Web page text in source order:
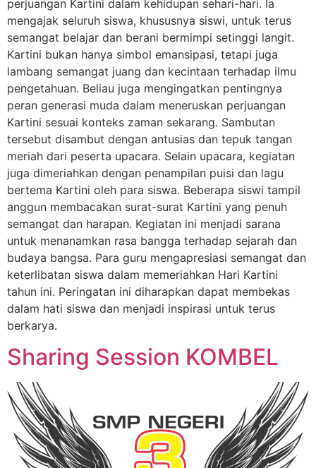
perjuangan Kartini dalam kehidupan sehari-hari. Ia
mengajak seluruh siswa, khususnya siswi, untuk terus
semangat belajar dan berani bermimpi setinggi langit.
Kartini bukan hanya simbol emansipasi, tetapi juga
lambang semangat juang dan kecintaan terhadap ilmu
pengetahuan. Beliau juga mengingatkan pentingnya
peran generasi muda dalam meneruskan perjuangan
Kartini sesuai konteks zaman sekarang. Sambutan
tersebut disambut dengan antusias dan tepuk tangan
meriah dari peserta upacara. Selain upacara, kegiatan
juga dimeriahkan dengan penampilan puisi dan lagu
bertema Kartini oleh para siswa. Beberapa siswi tampil
anggun membacakan surat-surat Kartini yang penuh
semangat dan harapan. Kegiatan ini menjadi sarana
untuk menanamkan rasa bangga terhadap sejarah dan
budaya bangsa. Para guru mengapresiasi semangat dan
keterlibatan siswa dalam memeriahkan Hari Kartini
tahun ini. Peringatan ini diharapkan dapat membekas
dalam hati siswa dan menjadi inspirasi untuk terus
berkarya.
Sharing Session KOMBEL